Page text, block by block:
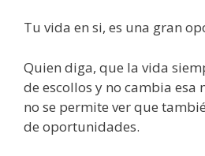
Tu vida en si, es una gran
Quien diga, que la vida
de escollos y no cambia esa
no se permite ver que
de oportunidades.